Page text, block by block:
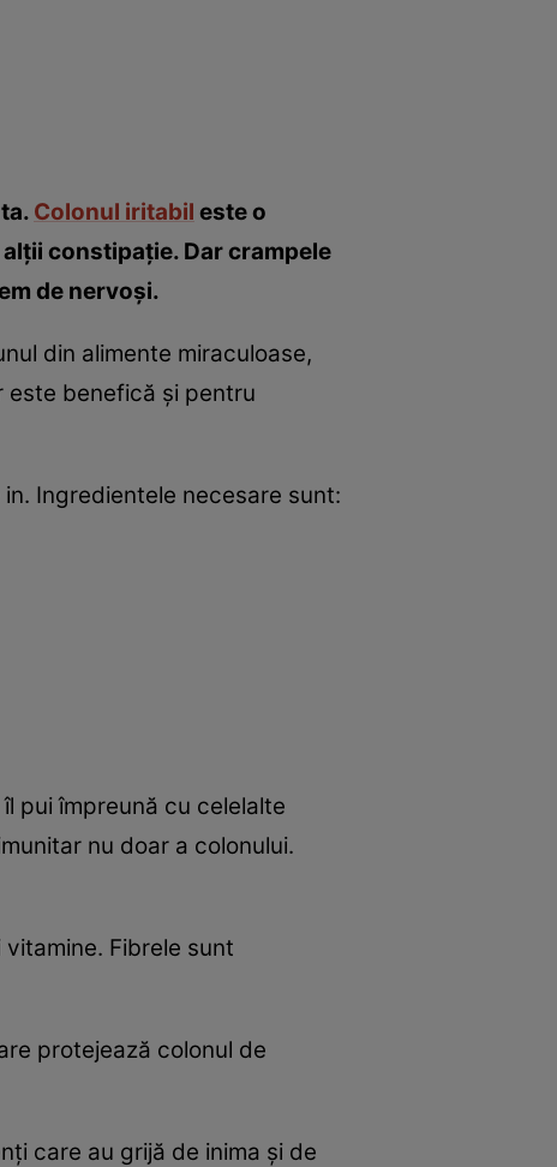
Colonul iritabil este o
constipaţie. Dar crampele
de nervoşi.
din alimente miraculoase,
este benefică şi pentru
Ingredientele necesare sunt:
pui împreună cu celelalte
nu doar a colonului.
Fibrele sunt
protejează colonul de
care au grijă de inima şi de